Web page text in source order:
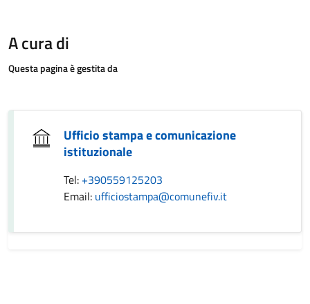
A cura di
Questa pagina è gestita da
Ufficio stampa e comunicazione
istituzionale
Tel: +390559125203
Email: ufficiostampa@comunefiv.it